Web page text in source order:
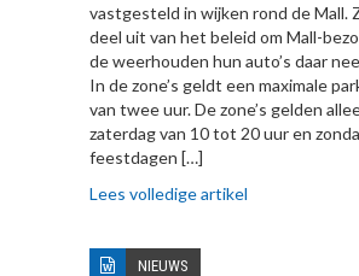
vastgesteld in wijken rond de Mall.
deel uit van het beleid om Mall-
de weerhouden hun auto’s daar
In de zone’s geldt een maximale
van twee uur. De zone’s gelden
zaterdag van 10 tot 20 uur en
feestdagen […]
Lees volledige artikel
NIEUWS